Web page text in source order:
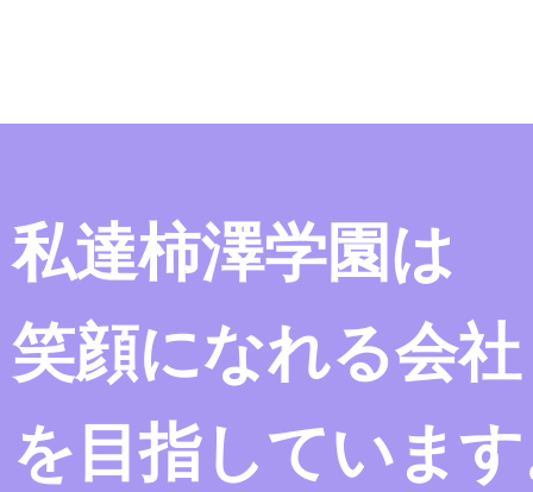
私達柿澤学園は
笑顔になれる会社
を目指していま